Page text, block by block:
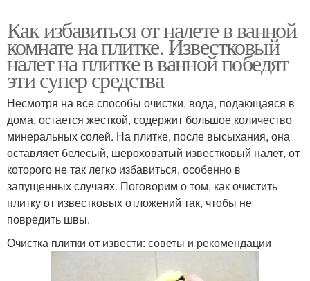
Как избавиться от налете в ванной
комнате на плитке. Известковый
налет на плитке в ванной победят
эти супер средства
Несмотря на все способы очистки, вода, подающаяся в
дома, остается жесткой, содержит большое количество
минеральных солей. На плитке, после высыхания, она
оставляет белесый, шероховатый известковый налет, от
которого не так легко избавиться, особенно в
запущенных случаях. Поговорим о том, как очистить
плитку от известковых отложений так, чтобы не
повредить швы.
Очистка плитки от извести: советы и рекомендации